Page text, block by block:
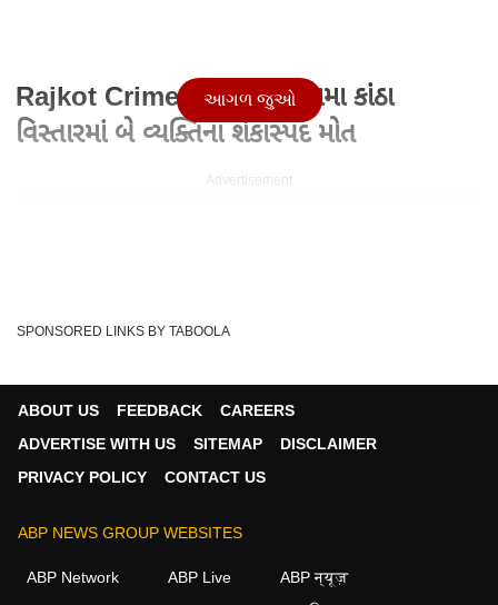
Rajkot Crime: રાજકોટના સામા કાંઠા
વિસ્તારમાં બે વ્યક્તિના શંકાસ્પદ મોત
Advertisement
18 May 2026 03:02 PM (IST)
રાજકોટના સામા કાંઠા વિસ્તારમાં બે વ્યક્તિનું શંકાસ્પદ મોત થયું
હતું. મળતી જાણકારી અનુસાર, રાજકોટના ...
આગળ જુઓ
SPONSORED LINKS BY TABOOLA
ABOUT US FEEDBACK
CAREERS
ADVERTISE WITH US
SITEMAP
DISCLAIMER
PRIVACY POLICY
CONTACT US
ABP NEWS GROUP WEBSITES
ABP Network ABP Live
ABP न्यूज़